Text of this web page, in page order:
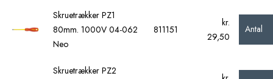
Skruetrækker PZ1
80mm. 1000V 04-062
Neo
811151
kr.
29,50
Antal
Skruetrækker PZ2